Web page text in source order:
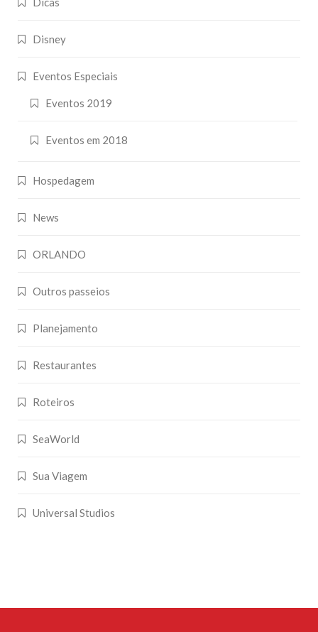
Disney
Eventos Especiais
Eventos 2019
Eventos em 2018
Hospedagem
News
ORLANDO
Outros passeios
Planejamento
Restaurantes
Roteiros
SeaWorld
Sua Viagem
Universal Studios